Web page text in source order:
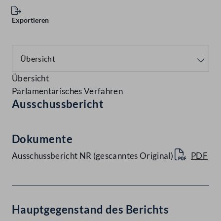
Exportieren
Übersicht
Parlamentarisches Verfahren
Ausschussbericht
Dokumente
Ausschussbericht NR (gescanntes Original) PDF
Hauptgegenstand des Berichts